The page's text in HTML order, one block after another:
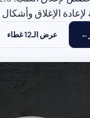
عرض الـ12 غطاء